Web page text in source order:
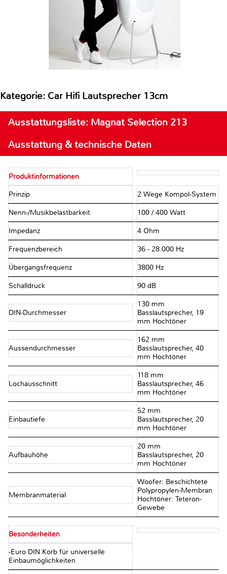
Kategorie: Car Hifi Lautsprecher 13cm
Ausstattungsliste: Magnat Selection 213
Ausstattung & technische Daten
Produktinformationen
Prinzip 2 Wege Kompol-System
Nenn-/Musikbelastbarkeit 100 / 400 Watt
Impedanz 4 Ohm
Frequenzbereich 36 - 28.000 Hz
Übergangsfrequenz 3800 Hz
Schalldruck 90 dB
DIN-Durchmesser
130 mm
Basslautsprecher, 19
mm Hochtöner
Aussendurchmesser
162 mm
Basslautsprecher, 40
mm Hochtöner
Lochausschnitt
118 mm
Basslautsprecher, 46
mm Hochtöner
Einbautiefe
52 mm
Basslautsprecher, 20
mm Hochtöner
Aufbauhöhe
20 mm
Basslautsprecher, 20
mm Hochtöner
Membranmaterial
Woofer: Beschichtete
Polypropylen-Membran
Hochtöner: Teteron-
Gewebe
Besonderheiten
-Euro DIN Korb für universelle
Einbaumöglichkeiten